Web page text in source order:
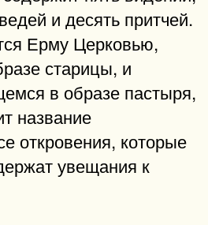
и десять притчей.
Ерму Церковью,
старицы, и
в образе пастыря,
название
откровения, которые
увещания к